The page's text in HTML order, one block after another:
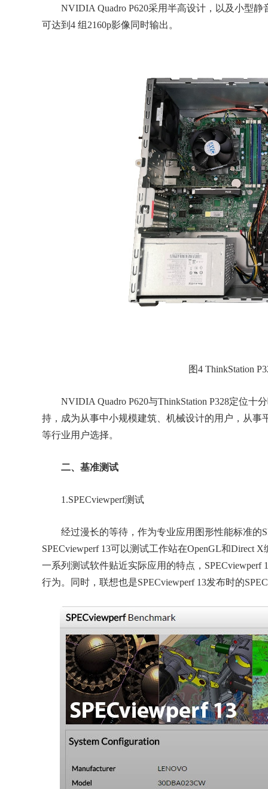
NVIDIA Quadro P620采用半高设计，以及小型静
可达到4 组2160p影像同时输出。
图4 ThinkStation
NVIDIA Quadro P620与ThinkStation P328定位十
持，成为从事中小规模建筑、机械设计的用户，从
等行业用户选择。
二、基准测试
1.SPECviewperf测试
经过漫长的等待，作为专业应用图形性能标准的
SPECviewperf 13可以测试工作站在OpenGL和Direct
一系列测试软件贴近实际应用的特点，
行为。同时，联想也是SPECviewperf 13发布时的